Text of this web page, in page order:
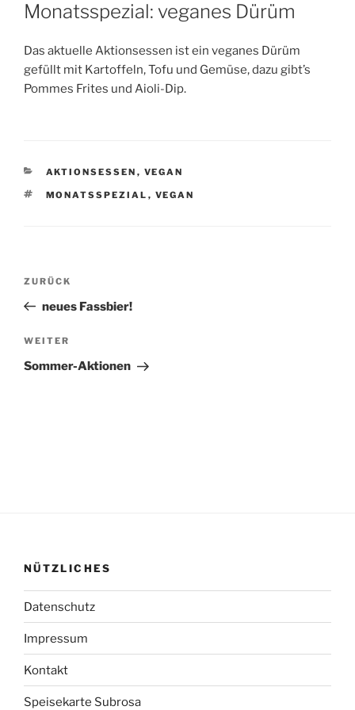
AM
Monatsspezial: veganes Dürüm
Das aktuelle Aktionsessen ist ein veganes Dürüm
gefüllt mit Kartoffeln, Tofu und Gemüse, dazu gibt’s
Pommes Frites und Aioli-Dip.
KATEGORIEN
AKTIONSESSEN , VEGAN
SCHLAGWÖRTER
MONATSSPEZIAL , VEGAN
Beitragsnavigation
Vorheriger
Beitrag
ZURÜCK
neues Fassbier!
Nächster
Beitrag
WEITER
Sommer-Aktionen
NÜTZLICHES
Datenschutz
Impressum
Kontakt
Speisekarte Subrosa